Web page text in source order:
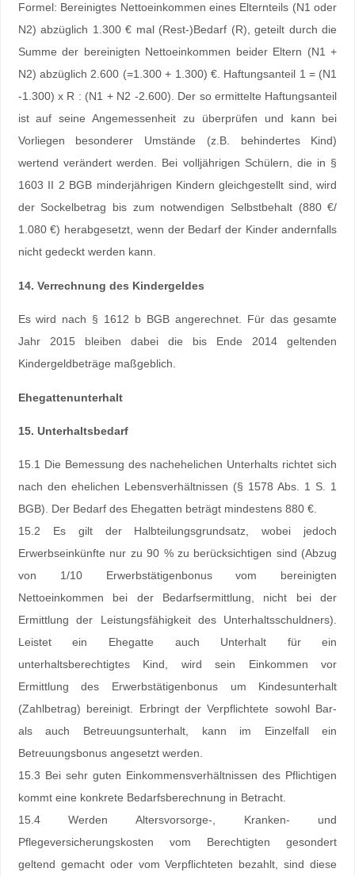
Formel: Bereinigtes Nettoeinkommen eines Elternteils (N1 oder
N2) abzüglich 1.300 € mal (Rest-)Bedarf (R), geteilt durch die
Summe der bereinigten Nettoeinkommen beider Eltern (N1 +
N2) abzüglich 2.600 (=1.300 + 1.300) €. Haftungsanteil 1 = (N1
-1.300) x R : (N1 + N2 -2.600). Der so ermittelte Haftungsanteil
ist auf seine Angemessenheit zu überprüfen und kann bei
Vorliegen besonderer Umstände (z.B. behindertes Kind)
wertend verändert werden. Bei volljährigen Schülern, die in §
1603 II 2 BGB minderjährigen Kindern gleichgestellt sind, wird
der Sockelbetrag bis zum notwendigen Selbstbehalt (880 €/
1.080 €) herabgesetzt, wenn der Bedarf der Kinder andernfalls
nicht gedeckt werden kann.
14. Verrechnung des Kindergeldes
Es wird nach § 1612 b BGB angerechnet. Für das gesamte
Jahr 2015 bleiben dabei die bis Ende 2014 geltenden
Kindergeldbeträge maßgeblich.
Ehegattenunterhalt
15. Unterhaltsbedarf
15.1 Die Bemessung des nachehelichen Unterhalts richtet sich
nach den ehelichen Lebensverhältnissen (§ 1578 Abs. 1 S. 1
BGB). Der Bedarf des Ehegatten beträgt mindestens 880 €.
15.2 Es gilt der Halbteilungsgrundsatz, wobei jedoch
Erwerbseinkünfte nur zu 90 % zu berücksichtigen sind (Abzug
von 1/10 Erwerbstätigenbonus vom bereinigten
Nettoeinkommen bei der Bedarfsermittlung, nicht bei der
Ermittlung der Leistungsfähigkeit des Unterhaltsschuldners).
Leistet ein Ehegatte auch Unterhalt für ein
unterhaltsberechtigtes Kind, wird sein Einkommen vor
Ermittlung des Erwerbstätigenbonus um Kindesunterhalt
(Zahlbetrag) bereinigt. Erbringt der Verpflichtete sowohl Bar-
als auch Betreuungsunterhalt, kann im Einzelfall ein
Betreuungsbonus angesetzt werden.
15.3 Bei sehr guten Einkommensverhältnissen des Pflichtigen
kommt eine konkrete Bedarfsberechnung in Betracht.
15.4 Werden Altersvorsorge-, Kranken- und
Pflegeversicherungskosten vom Berechtigten gesondert
geltend gemacht oder vom Verpflichteten bezahlt, sind diese